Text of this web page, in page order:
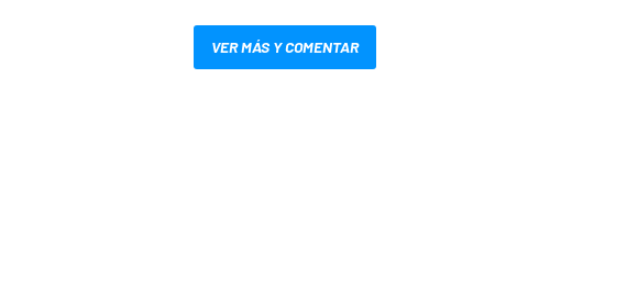
VER MÁS Y COMENTAR